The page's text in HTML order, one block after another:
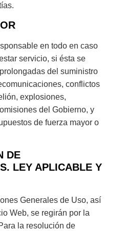
en todo en caso
servicio, si ésta se
del suministro
conflictos
explosiones,
del Gobierno, y
de fuerza mayor o
DE
LEY APLICABLE Y
Generales de Uso, así
Web, se regirán por la
la resolución de